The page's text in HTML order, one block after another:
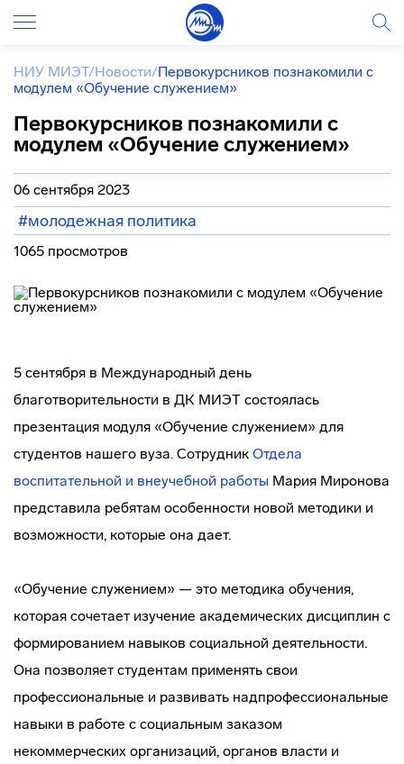
НИУ МИЭТ/Новости/Первокурсников познакомили с
модулем «Обучение служением»
Первокурсников познакомили с
модулем «Обучение служением»
06 сентября 2023
#молодежная политика
1065 просмотров
5 сентября в Международный день
благотворительности в ДК МИЭТ состоялась
презентация модуля «Обучение служением» для
студентов нашего вуза. Сотрудник Отдела
воспитательной и внеучебной работы Мария Миронова
представила ребятам особенности новой методики и
возможности, которые она дает.
«Обучение служением» — это методика обучения,
которая сочетает изучение академических дисциплин с
формированием навыков социальной деятельности.
Она позволяет студентам применять свои
профессиональные и развивать надпрофессиональные
навыки в работе с социальным заказом
некоммерческих организаций, органов власти и